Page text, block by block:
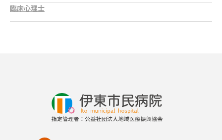
臨床心理士